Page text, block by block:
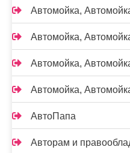
Автомойка,
Автомойка,
Автомойка,
Автомойка,
АвтоПапа
Авторам и